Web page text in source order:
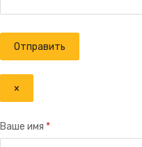
×
Ваше имя *